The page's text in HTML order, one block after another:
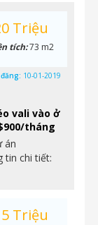
vali vào ở
tháng
án
tin chi tiết:
Triệu
tích:73 m2
10-01-2019
Triệu